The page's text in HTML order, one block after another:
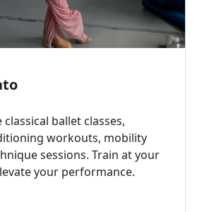
classical ballet classes,
workouts, mobility
sessions. Train at your
your performance.